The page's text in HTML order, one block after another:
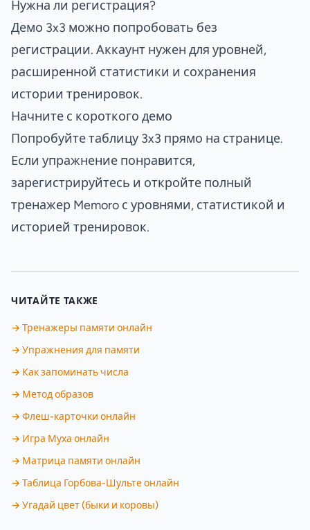
Нужна ли регистрация?
Демо 3x3 можно попробовать без
регистрации. Аккаунт нужен для уровней,
расширенной статистики и сохранения
истории тренировок.
Начните с короткого демо
Попробуйте таблицу 3x3 прямо на странице.
Если упражнение понравится,
зарегистрируйтесь и откройте полный
тренажер Memoro с уровнями, статистикой и
историей тренировок.
ЧИТАЙТЕ ТАКЖЕ
→ Тренажеры памяти онлайн
→ Упражнения для памяти
→ Как запоминать числа
→ Метод образов
→ Флеш-карточки онлайн
→ Игра Муха онлайн
→ Матрица памяти онлайн
→ Таблица Горбова-Шульте онлайн
→ Угадай цвет (быки и коровы)